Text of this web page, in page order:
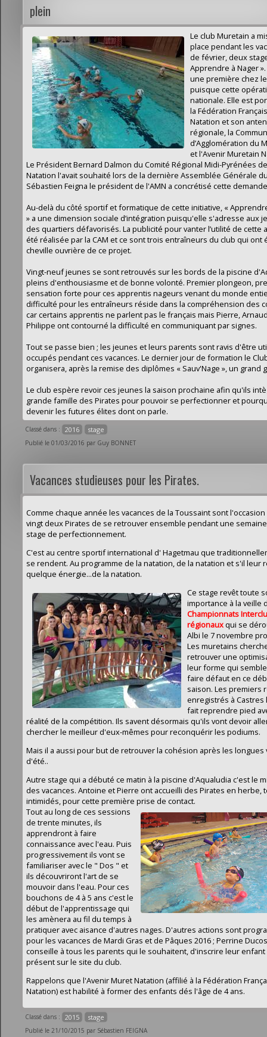
plein
Le club Muretain a
place pendant les
de février, deux
Apprendre à Nager
une première chez
puisque cette
nationale. Elle est
la Fédération
Natation et son
régionale, la
d’Agglomération du
et l'Avenir Muretain
Le Président Bernard Dalmon du Comité Régional Midi-Pyrénées de
Natation l'avait souhaité lors de la dernière Assemblée Générale
Sébastien Feigna le président de l'AMN a concrétisé cette
Au-delà du côté sportif et formatique de cette initiative, «
» a une dimension sociale d’intégration puisqu'elle s'adresse aux
des quartiers défavorisés. La publicité pour vanter l’utilité de cette
été réalisée par la CAM et ce sont trois entraîneurs du club qui ont
cheville ouvrière de ce projet.
Vingt-neuf jeunes se sont retrouvés sur les bords de la piscine
pleins d'enthousiasme et de bonne volonté. Premier plongeon,
sensation forte pour ces apprentis nageurs venant du monde
difficulté pour les entraîneurs réside dans la compréhension des
car certains apprentis ne parlent pas le français mais Pierre,
Philippe ont contourné la difficulté en communiquant par signes.
Tout se passe bien ; les jeunes et leurs parents sont ravis d'être
occupés pendant ces vacances. Le dernier jour de formation le
organisera, après la remise des diplômes « Sauv'Nage », un grand
Le club espère revoir ces jeunes la saison prochaine afin qu'ils
grande famille des Pirates pour pouvoir se perfectionner et
devenir les futures élites dont on parle.
Classé dans : 2016 stage
Publié le 01/03/2016 par Guy BONNET
Vacances studieuses pour les Pirates.
Comme chaque année les vacances de la Toussaint sont
vingt deux Pirates de se retrouver ensemble pendant une
stage de perfectionnement.
C'est au centre sportif international d' Hagetmau que
se rendent. Au programme de la natation, de la natation et s'il leur
quelque énergie...de la natation.
Ce stage revêt toute
importance à la veille
Championnats
régionauxqui se
Albi le 7 novembre
Les muretains
retrouver une
leur forme qui
faire défaut en ce
saison. Les premiers
enregistrés à Castres
fait reprendre pied
réalité de la compétition. Ils savent désormais qu'ils vont devoir
chercher le meilleur d'eux-mêmes pour reconquérir les podiums.
Mais il a aussi pour but de retrouver la cohésion après les longues
d'été..
Autre stage qui a débuté ce matin à la piscine d'Aqualudia c'est le
des vacances. Antoine et Pierre ont accueilli des Pirates en herbe,
intimidés, pour cette première prise de contact.
Tout au long de ces sessions
de trente minutes, ils
apprendront à faire
connaissance avec l'eau. Puis
progressivement ils vont se
familiariser avec le " Dos " et
ils découvriront l'art de se
mouvoir dans l'eau. Pour ces
bouchons de 4 à 5 ans c'est le
début de l'apprentissage qui
les amènera au fil du temps à
pratiquer avec aisance d'autres nages. D'autres actions sont
pour les vacances de Mardi Gras et de Pâques 2016 ; Perrine Ducos
conseille à tous les parents qui le souhaitent, d'inscrire leur enfant
présent sur le site du club.
Rappelons que l'Avenir Muret Natation (affilié à la Fédération
Natation) est habilité à former des enfants dés l'âge de 4 ans.
Classé dans : 2015 stage
Publié le 21/10/2015 par Sébastien FEIGNA